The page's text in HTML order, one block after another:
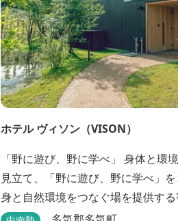
ホテル ヴィソン（VISON）
「野に遊び、野に学べ」 身体と環境を2つの「野」に
見立て、「野に遊び、野に学べ」
身と自然環境をつなぐ場を提供す
タイプの客室全155室からなるホテ